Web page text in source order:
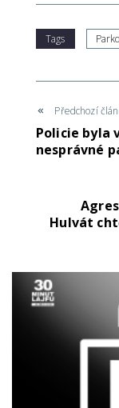
Tags
Předchozí
Policie byla
nesprávné
Hulvát